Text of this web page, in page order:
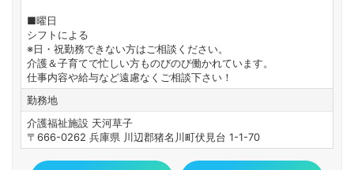
■曜日
シフトによる
※日・祝勤務できない方はご相談ください。
介護＆子育てで忙しい方ものびのび働かれています。
仕事内容や給与など遠慮なくご相談下さい！
勤務地
介護福祉施設 天河草子
〒666-0262 兵庫県 川辺郡猪名川町伏見台 1-1-70